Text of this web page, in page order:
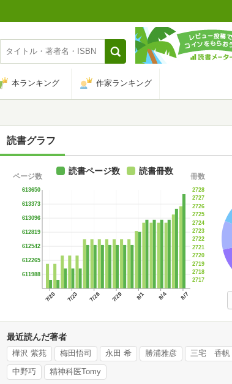
本ランキング 作家ランキング
読書グラフ
7/20 7/23 7/26 7/29 8/1 8/4 8/7
611988
612265
612542
612819
613096
613373
613650
ページ数
2717
2718
2719
2720
2721
2722
2723
2724
2725
2726
2727
2728
冊数
読書ページ数 読書冊数
最近読んだ著者
樺沢 紫苑 梅田悟司 永田 希 勝浦雅彦 三宅 香帆
中野巧 精神科医Tomy